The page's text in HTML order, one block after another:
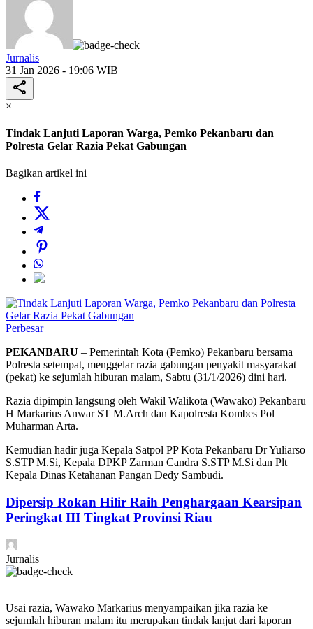
Jurnalis
31 Jan 2026 - 19:06 WIB
×
Tindak Lanjuti Laporan Warga, Pemko Pekanbaru dan
Polresta Gelar Razia Pekat Gabungan
Bagikan artikel ini
Perbesar
PEKANBARU – Pemerintah Kota (Pemko) Pekanbaru bersama
Polresta setempat, menggelar razia gabungan penyakit masyarakat
(pekat) ke sejumlah hiburan malam, Sabtu (31/1/2026) dini hari.
Razia dipimpin langsung oleh Wakil Walikota (Wawako) Pekanbaru
H Markarius Anwar ST M.Arch dan Kapolresta Kombes Pol
Muharman Arta.
Kemudian hadir juga Kepala Satpol PP Kota Pekanbaru Dr Yuliarso
S.STP M.Si, Kepala DPKP Zarman Candra S.STP M.Si dan Plt
Kepala Dinas Ketahanan Pangan Dedy Sambudi.
Dipersip Rokan Hilir Raih Penghargaan Kearsipan
Peringkat III Tingkat Provinsi Riau
Jurnalis
Usai razia, Wawako Markarius menyampaikan jika razia ke
sejumlah hiburan malam itu merupakan tindak lanjut dari laporan